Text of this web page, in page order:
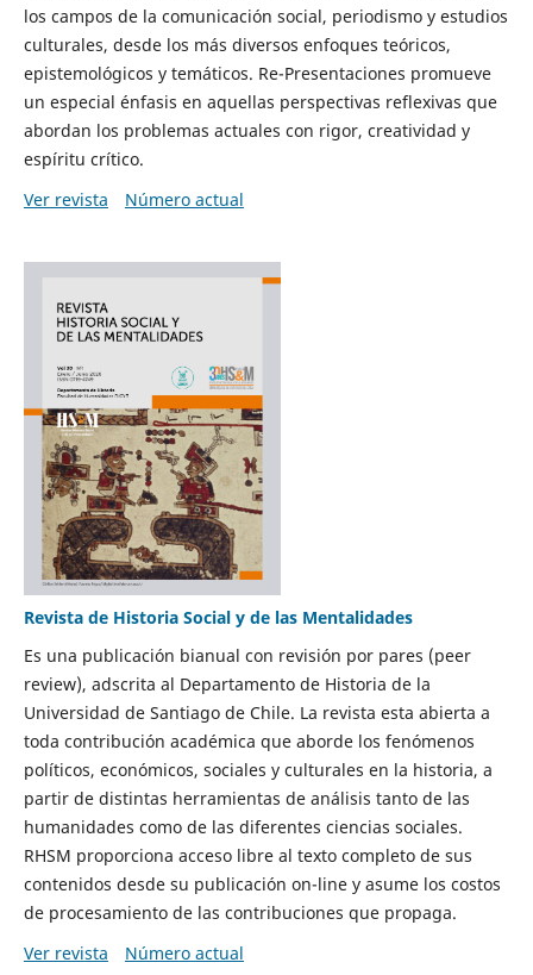
los campos de la comunicación social, periodismo y estudios
culturales, desde los más diversos enfoques teóricos,
epistemológicos y temáticos. Re-Presentaciones promueve
un especial énfasis en aquellas perspectivas reflexivas que
abordan los problemas actuales con rigor, creatividad y
espíritu crítico.
Ver revista
Número actual
Revista de Historia Social y de las Mentalidades
Es una publicación bianual con revisión por pares (peer
review), adscrita al Departamento de Historia de la
Universidad de Santiago de Chile. La revista esta abierta a
toda contribución académica que aborde los fenómenos
políticos, económicos, sociales y culturales en la historia, a
partir de distintas herramientas de análisis tanto de las
humanidades como de las diferentes ciencias sociales.
RHSM proporciona acceso libre al texto completo de sus
contenidos desde su publicación on-line y asume los costos
de procesamiento de las contribuciones que propaga.
Ver revista
Número actual